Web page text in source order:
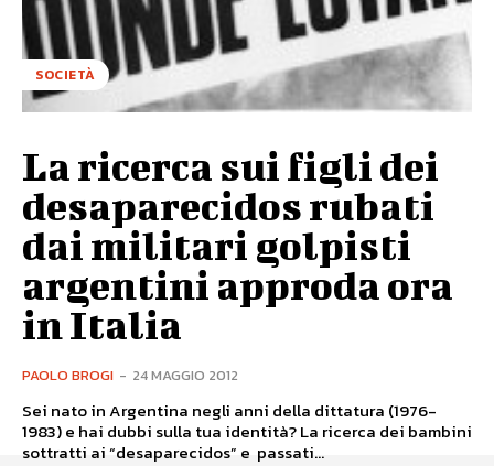
SOCIETÀ
La ricerca sui figli dei
desaparecidos rubati
dai militari golpisti
argentini approda ora
in Italia
PAOLO BROGI - 24 MAGGIO 2012
Sei nato in Argentina negli anni della dittatura (1976-
1983) e hai dubbi sulla tua identità? La ricerca dei bambini
sottratti ai “desaparecidos” e passati...